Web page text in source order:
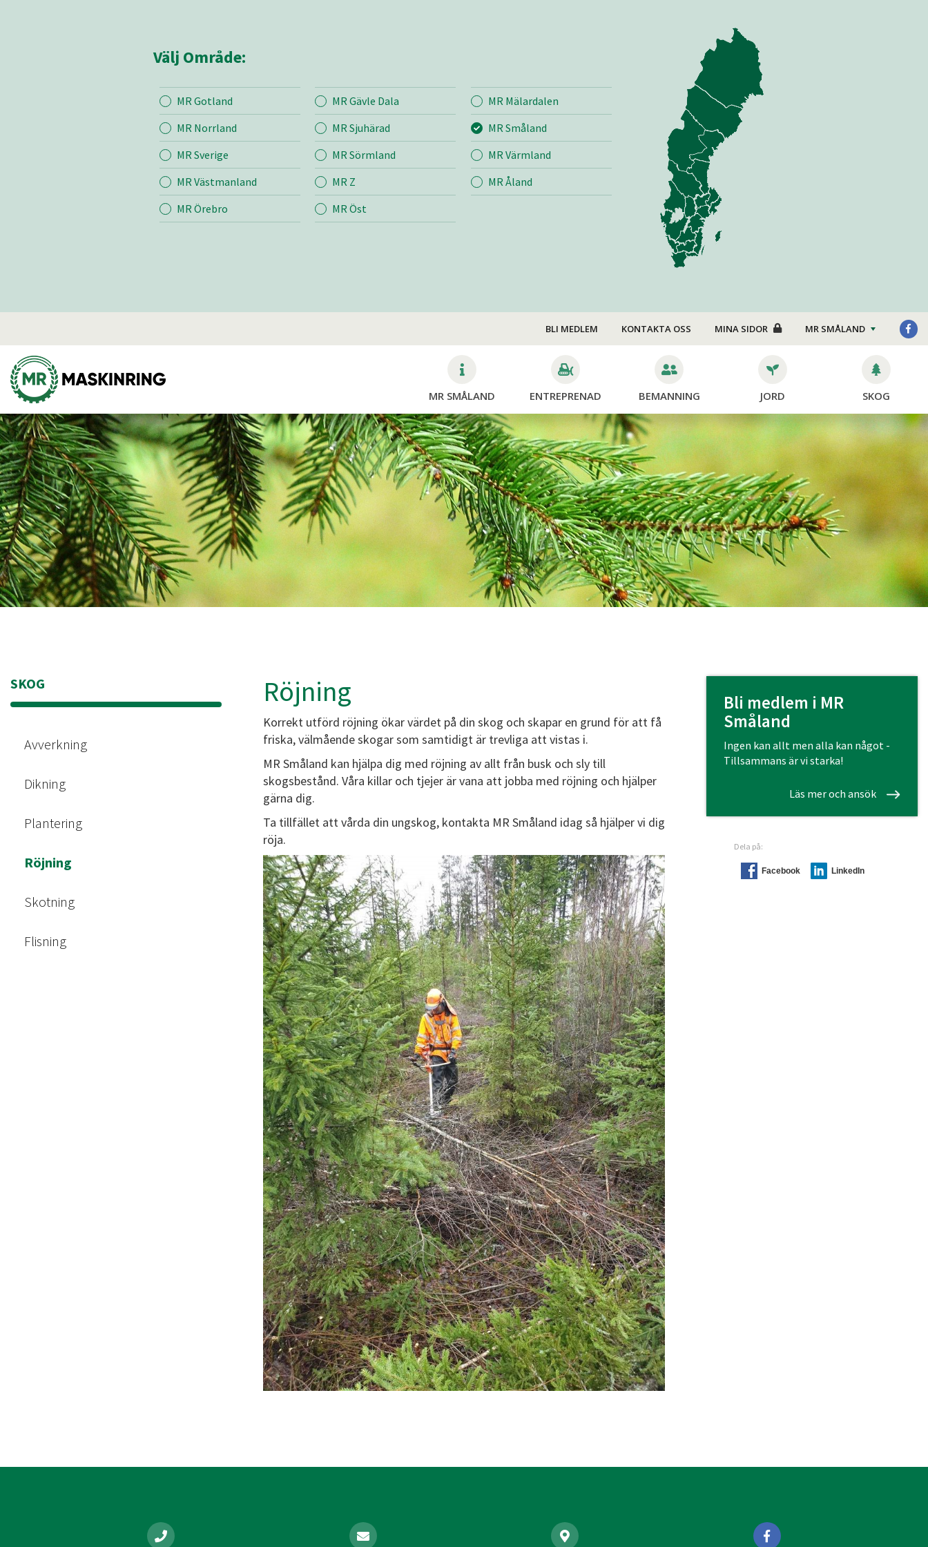
Mina sidor MR Småland
Bli medlem
Entreprenad
Mina sidor
Snö & Sand
Gravstenssäkring
Bemanning
Bygg & Anläggning
Industri & Verkstad
Jord
Foder/strö
Stängsel
Skötsel
Skog
Mina sidor
Avverkning
Dikning
Plantering
Röjning
Skotning
Välj Område:
MR Gotland MR Gävle Dala
MR Mälardalen
MR Norrland
MR Sjuhärad
MR Småland
MR Sverige
MR Sörmland
MR Värmland
MR Västmanland
MR Z
MR Åland
MR Örebro
MR Öst
BLI MEDLEM KONTAKTA OSS MINA SIDOR MR SMÅLAND
MR SMÅLAND ENTREPRENAD BEMANNING JORD SKOG
SKOG
Avverkning
Dikning
Plantering
Röjning
Skotning
Flisning
Röjning
Korrekt utförd röjning ökar värdet på din skog och skapar en grund för att få
friska, välmående skogar som samtidigt är trevliga att vistas i.
MR Småland kan hjälpa dig med röjning av allt från busk och sly till
skogsbestånd. Våra killar och tjejer är vana att jobba med röjning och hjälper
gärna dig.
Ta tillfället att vårda din ungskog, kontakta MR Småland idag så hjälper vi dig
röja.
Bli medlem i MR
Småland
Ingen kan allt men alla kan något -
Tillsammans är vi starka!
Läs mer och ansök
Dela på:
Facebook LinkedIn